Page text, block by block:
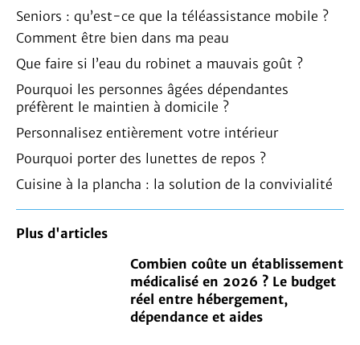
Seniors : qu’est-ce que la téléassistance mobile ?
Comment être bien dans ma peau
Que faire si l’eau du robinet a mauvais goût ?
Pourquoi les personnes âgées dépendantes
préfèrent le maintien à domicile ?
Personnalisez entièrement votre intérieur
Pourquoi porter des lunettes de repos ?
Cuisine à la plancha : la solution de la convivialité
Plus d'articles
Combien coûte un établissement
médicalisé en 2026 ? Le budget
réel entre hébergement,
dépendance et aides